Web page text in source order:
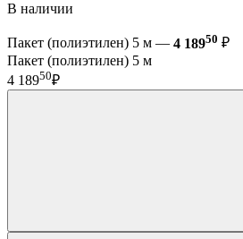
В наличии
Пакет (полиэтилен) 5 м — 4 18950 ₽
Пакет (полиэтилен) 5 м
4 18950₽